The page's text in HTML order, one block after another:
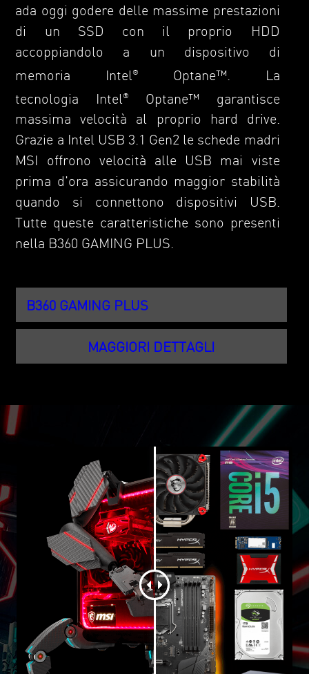
ada oggi godere delle massime prestazioni
di un SSD con il proprio HDD
accoppiandolo a un dispositivo di
memoria Intel®
Optane™. La
tecnologia Intel®
Optane™ garantisce
massima velocità al proprio hard drive.
Grazie a Intel USB 3.1 Gen2 le schede madri
MSI offrono velocità alle USB mai viste
prima d'ora assicurando maggior stabilità
quando si connettono dispositivi USB.
Tutte queste caratteristiche sono presenti
nella B360 GAMING PLUS.
B360 GAMING PLUS
MAGGIORI DETTAGLI